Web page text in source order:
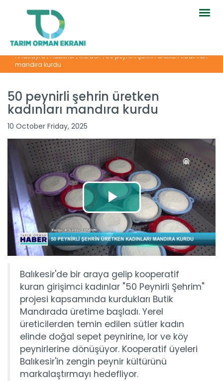
Anasayfa|Haberler|İllerden|50 peynirli şehrin üretken kadınları
mandıra kurdu
50 peynirli şehrin üretken
kadınları mandıra kurdu
10 October Friday, 2025
Balıkesir'de bir araya gelip kooperatif
kuran girişimci kadınlar "50 Peynirli Şehrim"
projesi kapsamında kurdukları Butik
Mandırada üretime başladı. Yerel
üreticilerden temin edilen sütler kadın
elinde doğal sepet peynirine, lor ve köy
peynirlerine dönüşüyor. Kooperatif üyeleri
Balıkesir'in zengin peynir kültürünü
markalaştırmayı hedefliyor.